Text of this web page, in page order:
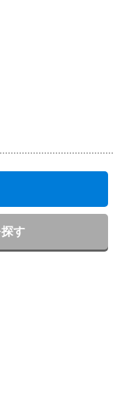
す